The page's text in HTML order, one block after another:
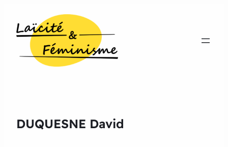
DUQUESNE David